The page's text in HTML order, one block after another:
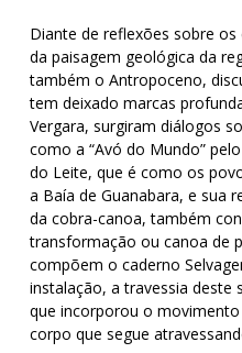
Diante de reflexões sobre
da paisagem geológica da
também o Antropoceno,
tem deixado marcas
Vergara, surgiram diálogos
como a “Avó do Mundo”
do Leite, que é como os
a Baía de Guanabara, e sua
da cobra-canoa, também
transformação ou canoa de
compõem o caderno
instalação, a travessia deste
que incorporou o
corpo que segue